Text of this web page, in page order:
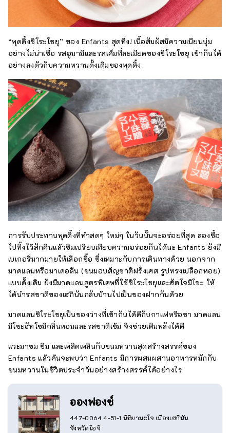
“พุดดิ้งชิโระโชยุ” ของ Enfants สุดทึ่ง! เนื้อสัมผัสมีความเนียนนุ่ม
อย่างไม่น่าเชื่อ รสอูมามิและรสเค็มที่ละเมียดของชิโระโชยุ เข้ากันได้
อย่างลงตัวกับความหวานดั้งเดิมของพุดดิ้ง
การรับประทานพุดดิ้งที่ทำสดๆ ใหม่ๆ ในวันนั้นจะอร่อยที่สุด ลองซื้อ
ไปทิ้งไว้สักคืนแล้วชิมเปรียบเทียบความอร่อยกันได้นะ Enfants ยังมี
เบเกอรี่มากมายให้เลือกซื้อ ซึ่งเหมาะกับการเดินทางด้วย นอกจาก
มาดแลนหรือมาเดอลีน (ขนมอบสัญชาติฝรั่งเศส รูปทรงเปลือกหอย)
แบบดั้งเดิม ยังมีมาดแลนสูตรพิเศษที่ใช้ชิโระโชยุและฮัตโจมิโซะ ให้
ได้นำรสชาติของเฮกินันกลับบ้านไปเป็นของฝากกันด้วย
มาดแลนชิโระโชยุเป็นของว่างที่เข้ากันได้ดีกับกาแฟหรือชา มาดแลน
มิโซะฮัทโชมีกลิ่นหอมและรสชาติเข้ม จึงช่วยเติมพลังได้ดี
แวะมาชม ชิม และเพลิดเพลินกับขนมหวานสุดสร้างสรรค์ของ
Enfants แล้วค้นจะพบว่า Enfants มีการผสมผสานอาหารหมักกับ
ขนมหวานในชีวิตประจำวันอย่างสร้างสรรค์ได้อย่างไร
อองฟองซ์
447-0064 4-51-1 นิชิยามะโจ เมืองเฮกินัน
จังหวัดไอจิ